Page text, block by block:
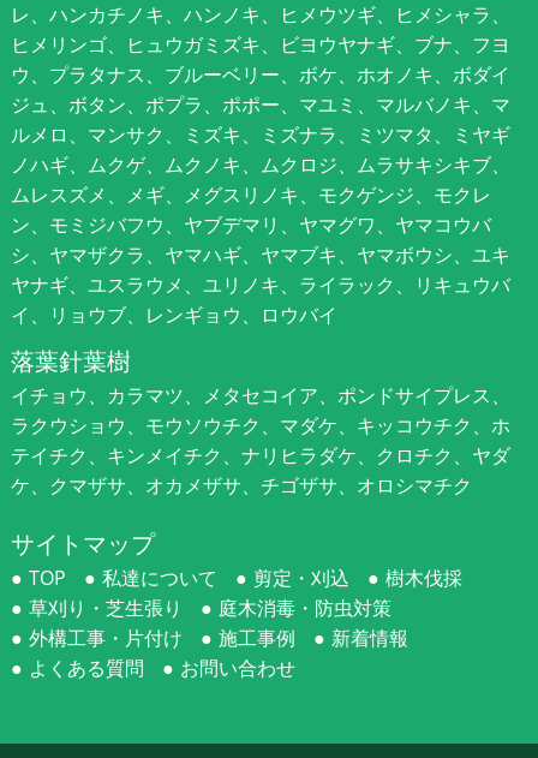
レ、ハンカチノキ、ハンノキ、ヒメウツギ、ヒメシャラ、
ヒメリンゴ、ヒュウガミズキ、ビヨウヤナギ、ブナ、フヨ
ウ、プラタナス、ブルーベリー、ボケ、ホオノキ、ボダイ
ジュ、ボタン、ポプラ、ポポー、マユミ、マルバノキ、マ
ルメロ、マンサク、ミズキ、ミズナラ、ミツマタ、ミヤギ
ノハギ、ムクゲ、ムクノキ、ムクロジ、ムラサキシキブ、
ムレスズメ、メギ、メグスリノキ、モクゲンジ、モクレ
ン、モミジバフウ、ヤブデマリ、ヤマグワ、ヤマコウバ
シ、ヤマザクラ、ヤマハギ、ヤマブキ、ヤマボウシ、ユキ
ヤナギ、ユスラウメ、ユリノキ、ライラック、リキュウバ
イ、リョウブ、レンギョウ、ロウバイ
落葉針葉樹
イチョウ、カラマツ、メタセコイア、ポンドサイプレス、
ラクウショウ、モウソウチク、マダケ、キッコウチク、ホ
テイチク、キンメイチク、ナリヒラダケ、クロチク、ヤダ
ケ、クマザサ、オカメザサ、チゴザサ、オロシマチク
サイトマップ
TOP 私達について 剪定・刈込
樹木伐採
草刈り・芝生張り
庭木消毒・防虫対策
外構工事・片付け
施工事例
新着情報
よくある質問
お問い合わせ